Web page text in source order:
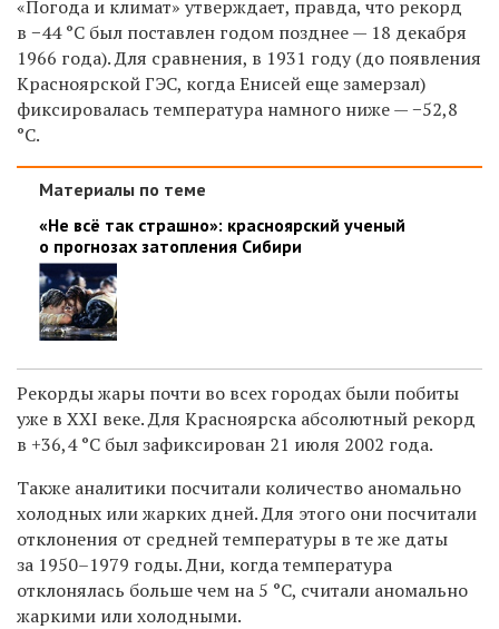
«Погода и климат» утверждает, правда, что рекорд
в −44 °С был поставлен годом позднее — 18 декабря
1966 года). Для сравнения, в 1931 году (до появления
Красноярской ГЭС, когда Енисей еще замерзал)
фиксировалась температура намного ниже — −52,8
°С.
Материалы по теме
«Не всё так страшно»: красноярский ученый
о прогнозах затопления Сибири
Рекорды жары почти во всех городах были побиты
уже в XXI веке. Для Красноярска абсолютный рекорд
в +36,4 °С был зафиксирован 21 июля 2002 года.
Также аналитики посчитали количество аномально
холодных или жарких дней. Для этого они посчитали
отклонения от средней температуры в те же даты
за 1950–1979 годы. Дни, когда температура
отклонялась больше чем на 5 °C, считали аномально
жаркими или холодными.